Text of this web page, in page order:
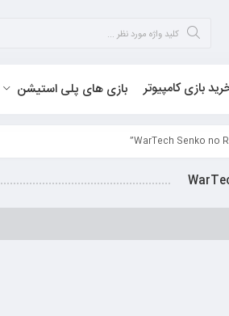
بازی کامپیوتر بازی های پلی استیشن